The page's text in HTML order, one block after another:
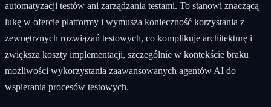
automatyzacji testów ani zarządzania testami. To stanowi znaczącą
lukę w ofercie platformy i wymusza konieczność korzystania z
zewnętrznych rozwiązań testowych, co komplikuje architekturę i
zwiększa koszty implementacji, szczególnie w kontekście braku
możliwości wykorzystania zaawansowanych agentów AI do
wspierania procesów testowych.